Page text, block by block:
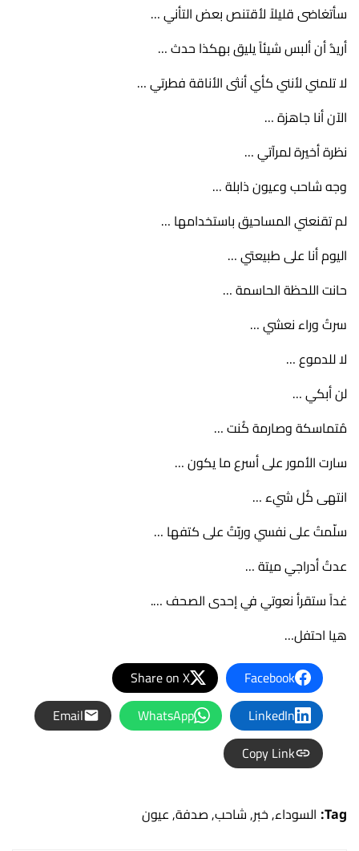
سأتغاضى قليلاً لأقتنص بعض التأني …
أريدُ أن ألبس شيئاً يليق بهكذا حدث …
لا تلمني لأنني كأي أنثى الأناقة فطرتي …
الآن أنا جاهزة …
نظرة أخيرة لمرآتي …
وجه شاحب وعيون ذابلة …
لم تقنعني المساحيق باستخدامها …
اليوم أنا على طبيعتي …
حانت اللحظة الحاسمة …
سرتُ وراء نعشي …
لا للدموع …
لن أبكي …
مُتماسكة وصارمة كُنت …
سارت الأمور على أسرع ما يكون …
انتهى كُل شيء …
سلّمتُ على نفسي وربّتُ على كتفها …
عدتُ أدراجي ميتة …
غداً ستقرأ نعوتي في إحدى الصحف ….
هيا احتفل…
Facebook
Share on X
LinkedIn
WhatsApp
Email
Copy Link
Tag: السوداء,خبر,شاحب,صدفة,عيون